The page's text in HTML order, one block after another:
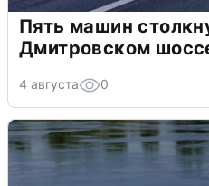
Пять машин
Дмитровском
4 августа 0